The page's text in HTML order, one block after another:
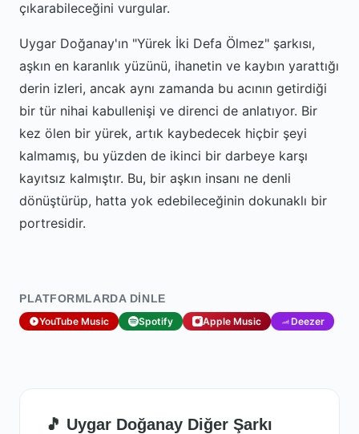
çıkarabileceğini vurgular.
Uygar Doğanay'ın "Yürek İki Defa Ölmez" şarkısı,
aşkın en karanlık yüzünü, ihanetin ve kaybın yarattığı
derin izleri, ancak aynı zamanda bu acının getirdiği
bir tür nihai kabullenişi ve direnci de anlatıyor. Bir
kez ölen bir yürek, artık kaybedecek hiçbir şeyi
kalmamış, bu yüzden de ikinci bir darbeye karşı
kayıtsız kalmıştır. Bu, bir aşkın insanı ne denli
dönüştürüp, hatta yok edebileceğinin dokunaklı bir
portresidir.
PLATFORMLARDA DINLE
YouTube Music Spotify Apple Music Deezer
🎵 Uygar Doğanay Diğer Şarkı